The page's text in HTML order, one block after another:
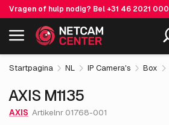
Vragen of hulp nodig? Bel+31 46 2021 000
Inclusief EOL-producten
AXIS M1135 End-of-life
Startpagina NL IP Camera's Box
AXIS M1135
AXIS Artikelnr 01768-001